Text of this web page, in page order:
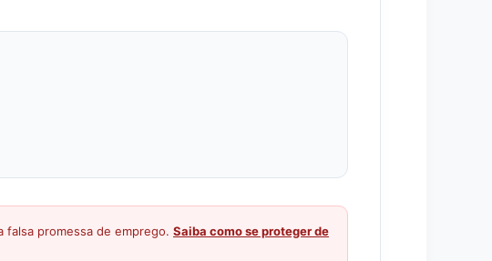
falsa promessa de emprego. Saiba como se proteger de